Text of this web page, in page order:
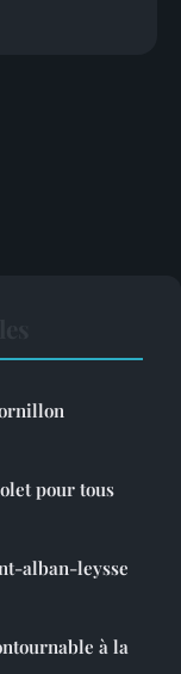
pour tous
alban-leysse
à la